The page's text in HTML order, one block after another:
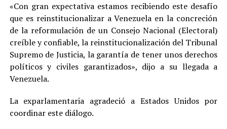
«Con gran expectativa estamos recibiendo este desafío
que es reinstitucionalizar a Venezuela en la concreción
de la reformulación de un Consejo Nacional (Electoral)
creíble y confiable, la reinstitucionalización del Tribunal
Supremo de Justicia, la garantía de tener unos derechos
políticos y civiles garantizados», dijo a su llegada a
Venezuela.
La exparlamentaria agradeció a Estados Unidos por
coordinar este diálogo.